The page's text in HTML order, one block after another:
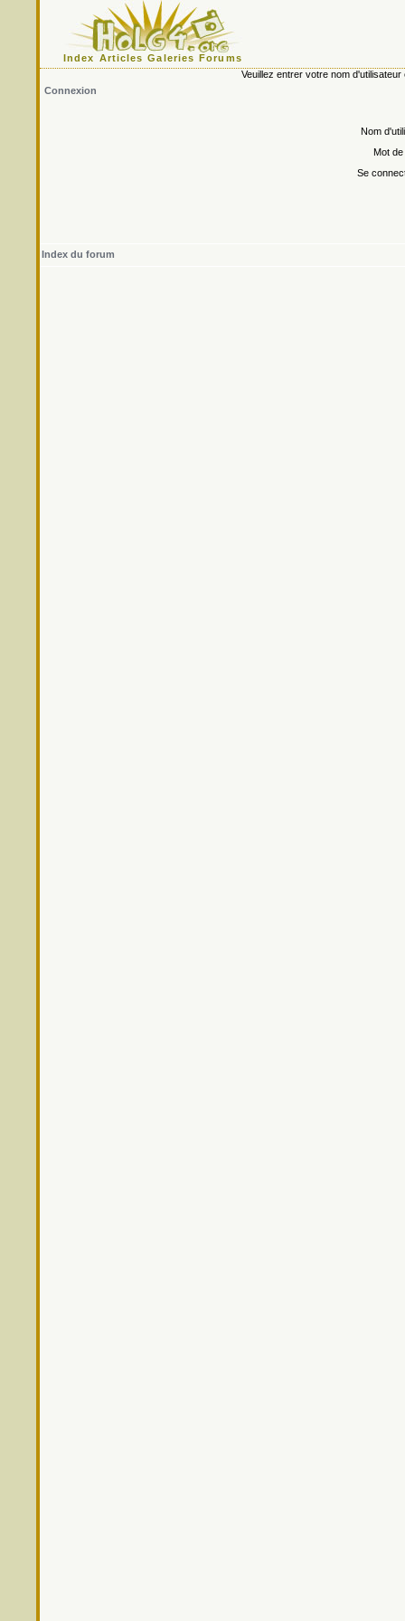
Index Articles Galeries Forums
Veuillez entrer votre nom
Connexion
Nom
Mot
Se
Index du forum